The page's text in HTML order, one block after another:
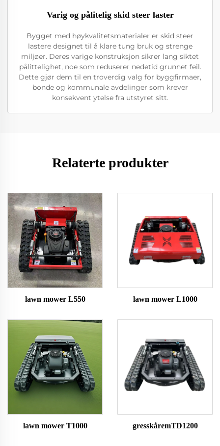
Varig og pålitelig skid steer laster
Bygget med høykvalitetsmaterialer er skid steer
lastere designet til å klare tung bruk og strenge
miljøer. Deres varige konstruksjon sikrer lang siktet
pålittelighet, noe som reduserer nedetid grunnet feil.
Dette gjør dem til en troverdig valg for byggfirmaer,
bonde og kommunale avdelinger som krever
konsekvent ytelse fra utstyret sitt.
Relaterte produkter
lawn mower L550 lawn mower L1000
lawn mower T1000 gresskåremTD1200